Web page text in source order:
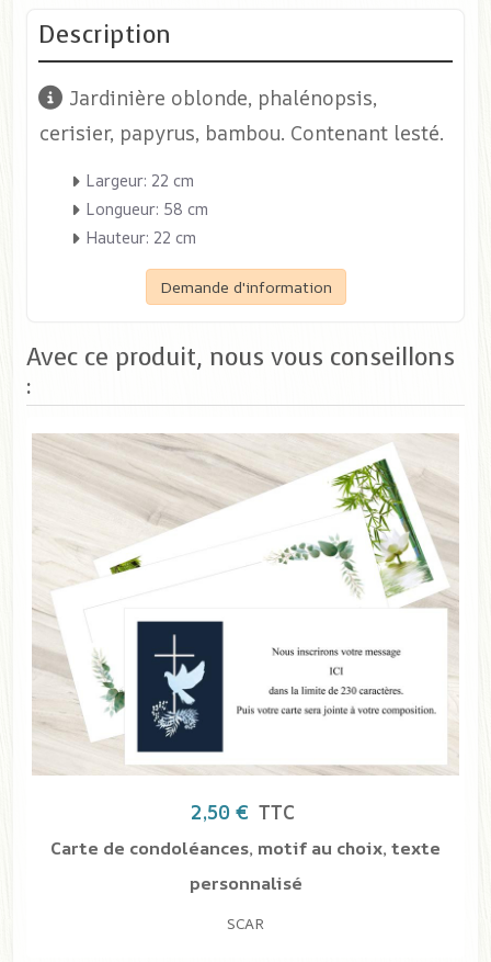
Description
Jardinière oblonde, phalénopsis,
cerisier, papyrus, bambou. Contenant lesté.
Largeur: 22 cm
Longueur: 58 cm
Hauteur: 22 cm
Demande d'information
Avec ce produit, nous vous conseillons
:
39,00 €
Pique-fleurs